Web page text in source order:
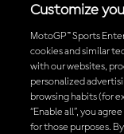
Baixe
Customize
MotoGP™ Sports
cookies and similar
with our websites,
personalized
browsing habits (for
“Enable all”, you
for those purposes.